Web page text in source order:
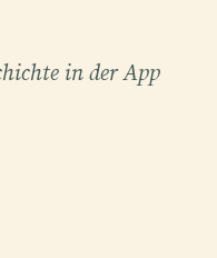
in der App